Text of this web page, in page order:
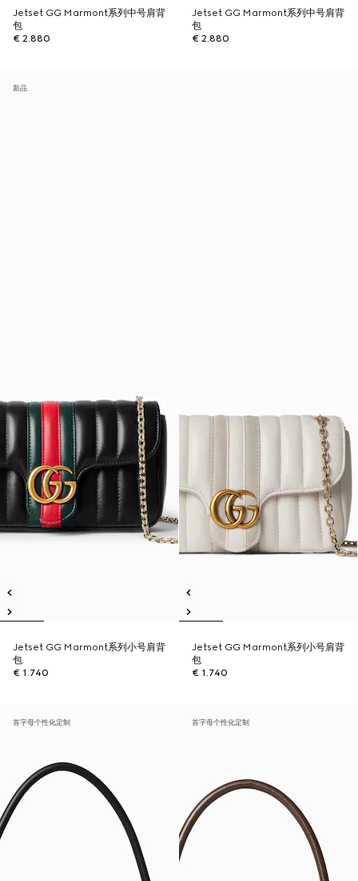
Jetset GG Marmont系列中号肩背
包
€ 2.880
Jetset GG Marmont系列中号肩背
包
€ 2.880
新品
Jetset GG Marmont系列小号肩背
包
€ 1.740
Jetset GG Marmont系列小号肩背
包
€ 1.740
首字母个性化定制 首字母个性化定制